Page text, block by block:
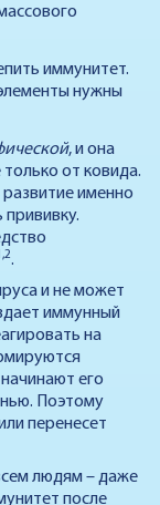
иммунитет.
нужны
, и она
от ковида.
именно
.
и не может
иммунный
на
его
Поэтому
перенесет
людям – даже
после